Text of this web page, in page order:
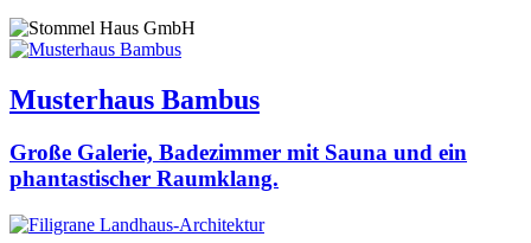
Musterhaus Bambus
Große Galerie, Badezimmer mit Sauna und ein
phantastischer Raumklang.